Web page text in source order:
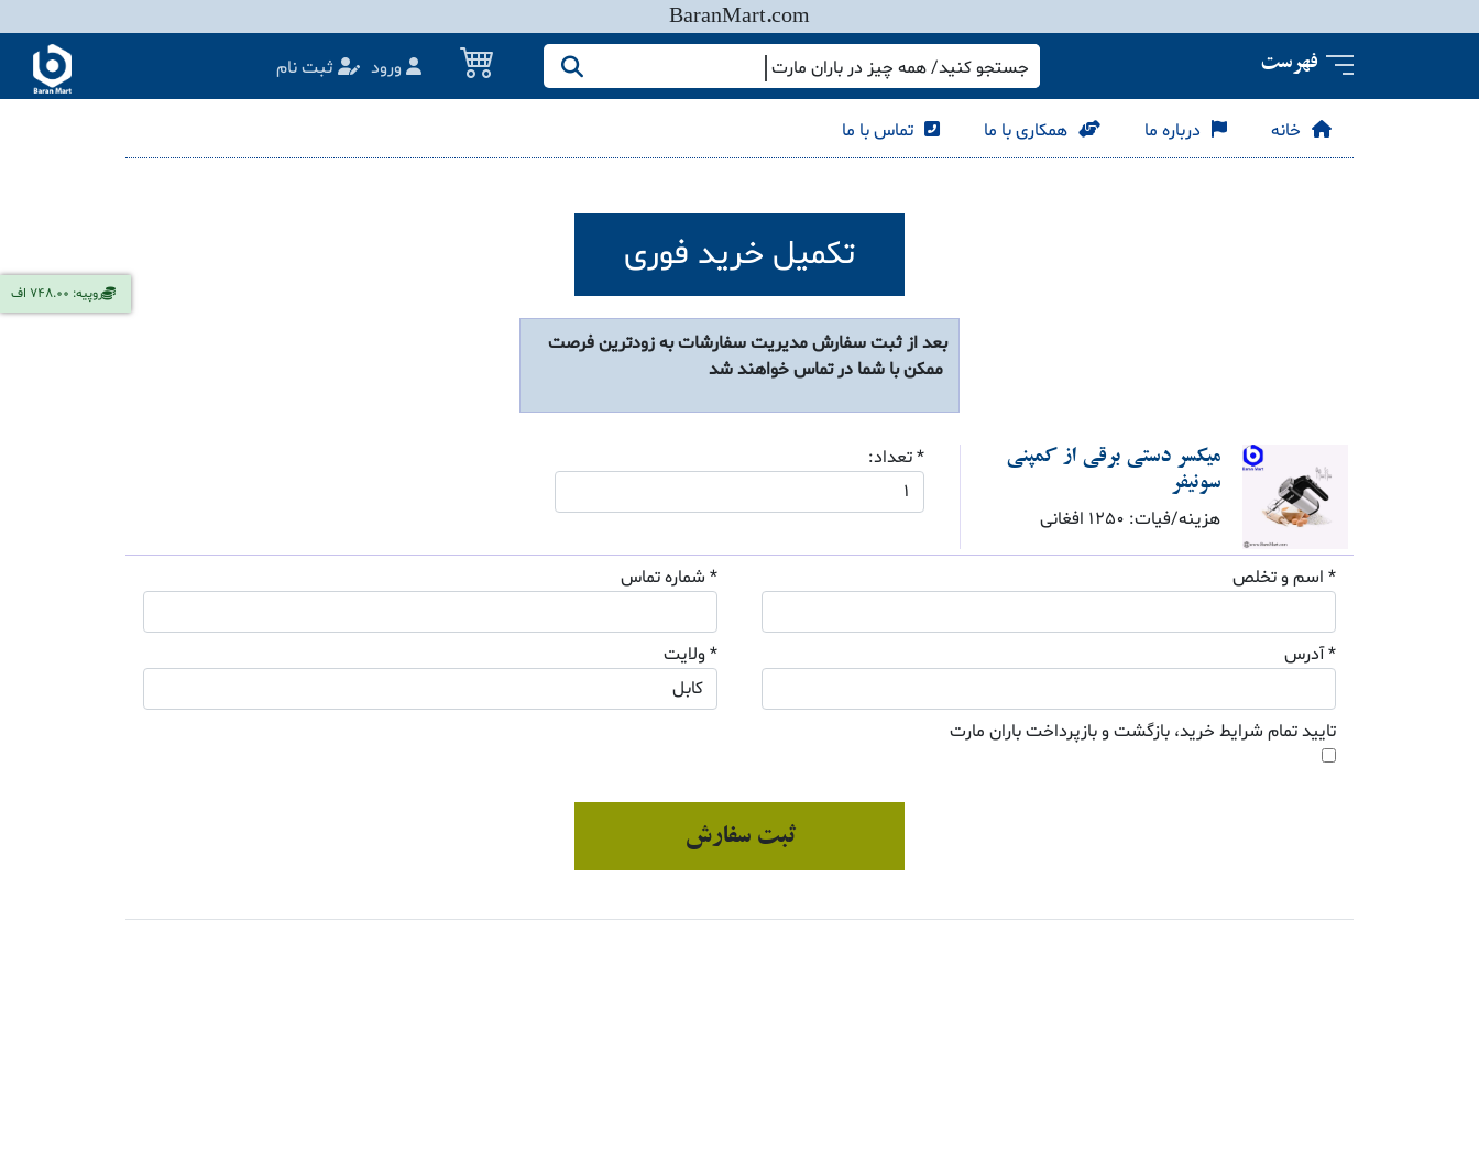
BaranMart.com
فهرست جستجو کنید/ همه چیز در باران مارت ورود ثبت نام
خانه درباره ما همکاری با ما تماس با ما
روپیه: 748.00 اف
تکمیل خرید فوری
بعد از ثبت سفارش مدیریت سفارشات به زودترین فرصت
ممکن با شما در تماس خواهند شد
میکسر دستی برقی از کمپنی
سونیفر
هزینه/فیات: 1250 افغانی
* تعداد:
* اسم و تخلص * شماره تماس
* آدرس * ولایت
تایید تمام شرایط خرید، بازگشت و بازپرداخت باران مارت
ثبت سفارش